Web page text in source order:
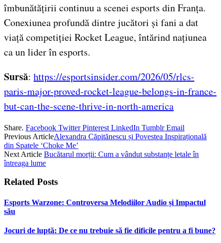
îmbunătățirii continuu a scenei esports din Franța.
Conexiunea profundă dintre jucători și fani a dat
viață competiției Rocket League, întărind națiunea
ca un lider în esports.
Sursă: https://esportsinsider.com/2026/05/rlcs-
paris-major-proved-rocket-league-belongs-in-france-
but-can-the-scene-thrive-in-north-america
Share. Facebook Twitter Pinterest LinkedIn Tumblr Email
Previous ArticleAlexandra Căpitănescu și Povestea Inspirațională
din Spatele ‘Choke Me’
Next Article Bucătarul morții: Cum a vândut substanțe letale în
întreaga lume
Related Posts
Esports Warzone: Controversa Melodiilor Audio și Impactul
său
Jocuri de luptă: De ce nu trebuie să fie dificile pentru a fi bune?